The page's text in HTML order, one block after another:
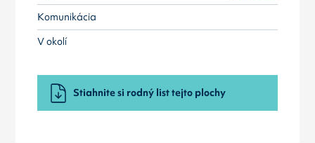
Komunikácia
V okolí
Stiahnite si rodný list tejto plochy